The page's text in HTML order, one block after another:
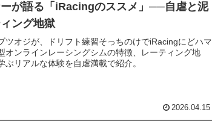
が語る「iRacingのススメ」──自虐と泥
ング地獄
ツオジが、ドリフト練習そっちのけでiRacingにどハマ
オンラインレーシングシムの特徴、レーティング地
ぶリアルな体験を自虐満載で紹介。
2026.04.15